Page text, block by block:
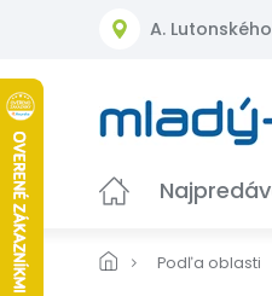
A.
Podľa oblasti